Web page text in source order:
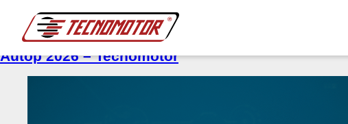
Tag:ARB Treinamentos
Autop 2026 – Tecnomotor